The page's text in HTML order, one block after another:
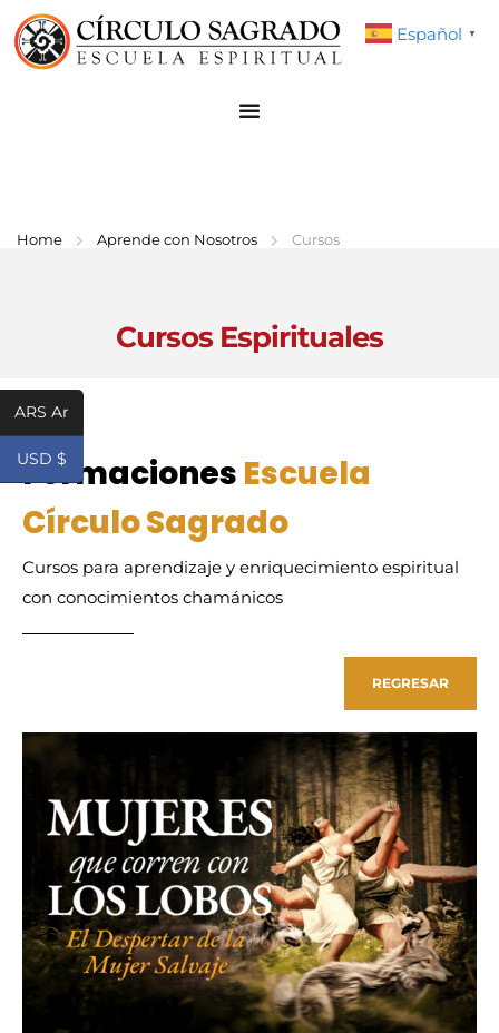
Home Aprende con Nosotros Cursos
Cursos Espirituales
Formaciones Escuela
Círculo Sagrado
Cursos para aprendizaje y enriquecimiento espiritual
con conocimientos chamánicos
REGRESAR
Español ▼
ARS Ar
USD $